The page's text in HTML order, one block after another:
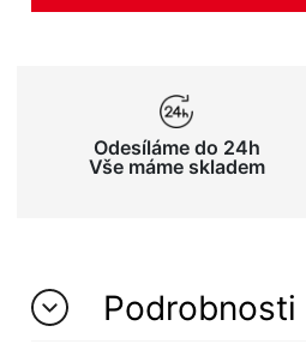
Odesíláme do 24h
Vše máme skladem
Podrobnosti